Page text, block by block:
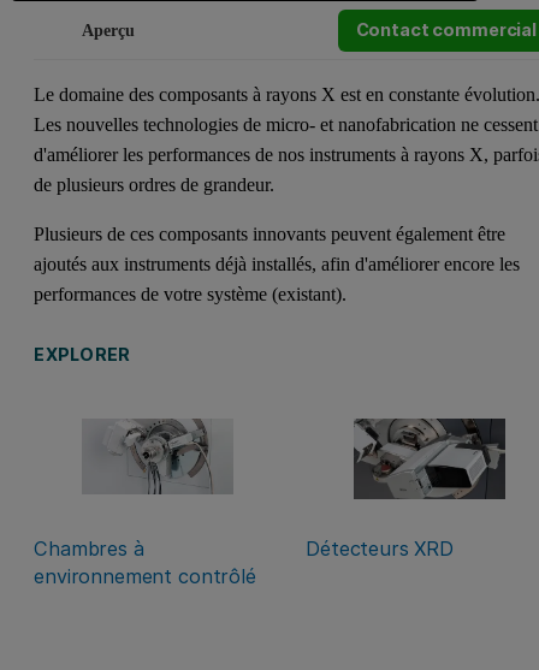
Aperçu Contact commercial
Le domaine des composants à rayons X est en constante
Les nouvelles technologies de micro- et nanofabrication ne cessent
d'améliorer les performances de nos instruments à rayons X,
de plusieurs ordres de grandeur.
Plusieurs de ces composants innovants peuvent également être
ajoutés aux instruments déjà installés, afin d'améliorer encore les
performances de votre système (existant).
EXPLORER
Chambres à
environnement contrôlé
Détecteurs XRD